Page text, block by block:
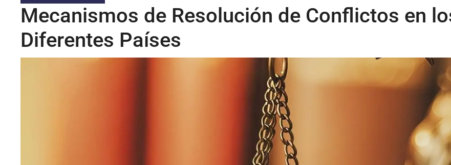
Mecanismos de Resolución de Conflictos en
Diferentes Países